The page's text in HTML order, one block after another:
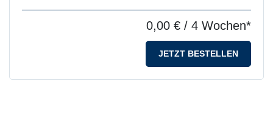
0,00 € / 4 Wochen*
JETZT BESTELLEN